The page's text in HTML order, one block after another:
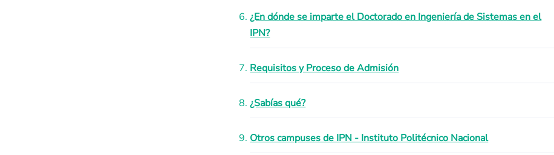
¿En dónde se imparte el Doctorado en Ingeniería de Sistemas en el
IPN?
Requisitos y Proceso de Admisión
¿Sabías qué?
Otros campuses de IPN - Instituto Politécnico Nacional